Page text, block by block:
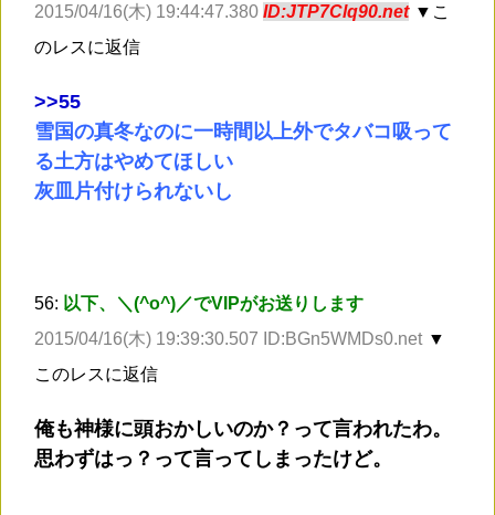
2015/04/16(木) 19:44:47.380 ID:JTP7Clq90.net ▼こ
のレスに返信
>>55
雪国の真冬なのに一時間以上外でタバコ吸って
る土方はやめてほしい
灰皿片付けられないし
56: 以下、＼(^o^)／でVIPがお送りします
2015/04/16(木) 19:39:30.507 ID:BGn5WMDs0.net ▼
このレスに返信
俺も神様に頭おかしいのか？って言われたわ。
思わずはっ？って言ってしまったけど。